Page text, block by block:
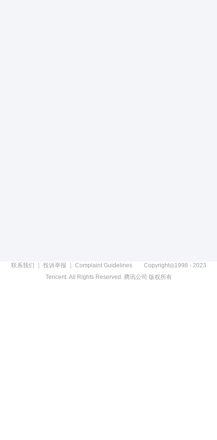
联系我们 投诉举报 Complaint GuidelinesCopyright◎1998 - 2023
Tencent. All Rights Reserved. 腾讯公司 版权所有